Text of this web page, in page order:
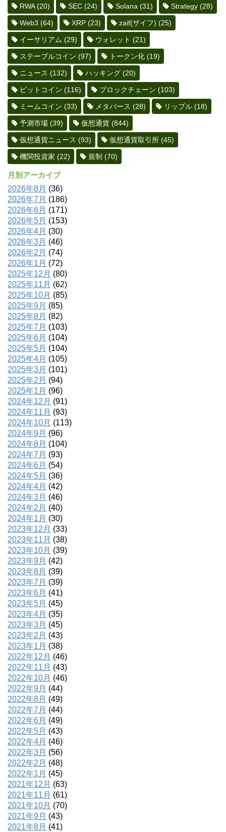
RWA(20) SEC (24) Solana (31) Strategy (28)
Web3 (64) XRP (23) zaif(ザイフ) (25)
イーサリアム (29) ウォレット (21)
ステーブルコイン (97) トークン化 (19)
ニュース (132) ハッキング (20)
ビットコイン (116) ブロックチェーン (103)
ミームコイン (33) メタバース (28) リップル (18)
予測市場 (39) 仮想通貨 (844)
仮想通貨ニュース (93) 仮想通貨取引所 (45)
機関投資家 (22) 規制 (70)
月別アーカイブ
2026年8月 (36)
2026年7月 (186)
2026年6月 (171)
2026年5月 (153)
2026年4月 (30)
2026年3月 (46)
2026年2月 (74)
2026年1月 (72)
2025年12月 (80)
2025年11月 (62)
2025年10月 (85)
2025年9月 (85)
2025年8月 (82)
2025年7月 (103)
2025年6月 (104)
2025年5月 (104)
2025年4月 (105)
2025年3月 (101)
2025年2月 (94)
2025年1月 (96)
2024年12月 (91)
2024年11月 (93)
2024年10月 (113)
2024年9月 (96)
2024年8月 (104)
2024年7月 (93)
2024年6月 (54)
2024年5月 (36)
2024年4月 (42)
2024年3月 (46)
2024年2月 (40)
2024年1月 (30)
2023年12月 (33)
2023年11月 (38)
2023年10月 (39)
2023年9月 (42)
2023年8月 (39)
2023年7月 (39)
2023年6月 (41)
2023年5月 (45)
2023年4月 (35)
2023年3月 (45)
2023年2月 (43)
2023年1月 (38)
2022年12月 (46)
2022年11月 (43)
2022年10月 (46)
2022年9月 (44)
2022年8月 (49)
2022年7月 (44)
2022年6月 (49)
2022年5月 (43)
2022年4月 (46)
2022年3月 (56)
2022年2月 (48)
2022年1月 (45)
2021年12月 (63)
2021年11月 (61)
2021年10月 (70)
2021年9月 (43)
2021年8月 (41)